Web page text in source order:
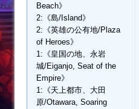
Beach》
2:《島/Island》
2:《英雄の公有地/Plaza
of Heroes》
1:《皇国の地、永岩
城/Eiganjo, Seat of the
Empire》
1:《天上都市、大田
原/Otawara, Soaring